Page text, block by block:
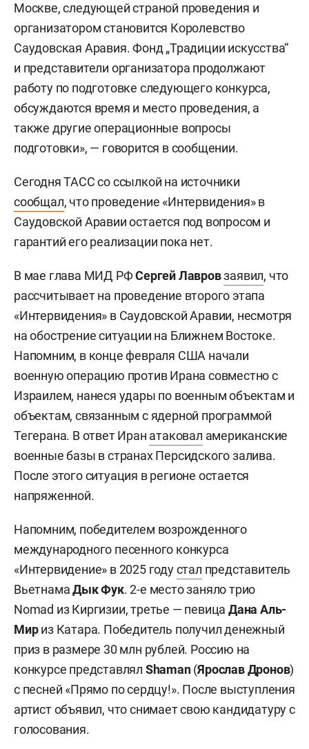
Москве, следующей страной проведения и
организатором становится Королевство
Саудовская Аравия. Фонд „Традиции искусства“
и представители организатора продолжают
работу по подготовке следующего конкурса,
обсуждаются время и место проведения, а
также другие операционные вопросы
подготовки», — говорится в сообщении.
Сегодня ТАСС со ссылкой на источники
сообщал, что проведение «Интервидения» в
Саудовской Аравии остается под вопросом и
гарантий его реализации пока нет.
В мае глава МИД РФСергей Лавровзаявил, что
рассчитывает на проведение второго этапа
«Интервидения» в Саудовской Аравии, несмотря
на обострение ситуации на Ближнем Востоке.
Напомним, в конце февраля США начали
военную операцию против Ирана совместно с
Израилем, нанеся удары по военным объектам и
объектам, связанным с ядерной программой
Тегерана. В ответ Иран атаковал американские
военные базы в странах Персидского залива.
После этого ситуация в регионе остается
напряженной.
Напомним, победителем возрожденного
международного песенного конкурса
«Интервидение» в 2025 годустал представитель
ВьетнамаДык Фук. 2-е место заняло трио
Nomad из Киргизии, третье — певица Дана Аль-
Мириз Катара. Победитель получил денежный
приз в размере 30 млн рублей. Россию на
конкурсе представлял Shaman(Ярослав Дронов)
с песней «Прямо по сердцу!». После выступления
артист объявил, что снимает свою кандидатуру с
голосования.